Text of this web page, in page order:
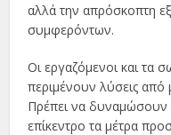
αλλά την απρόσκοπτη
συμφερόντων.
Οι εργαζόμενοι και τα
περιμένουν λύσεις από
Πρέπει να δυναμώσουν
επίκεντρο τα μέτρα